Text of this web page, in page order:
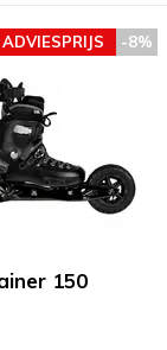
150
-8%
ADVIESPRIJS